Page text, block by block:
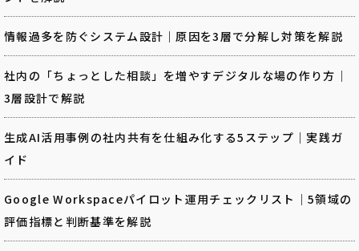
情報過多を防ぐシステム設計｜原因を3層で分解し対策を解説
社内の「ちょっとした相談」を増やすデジタルな場の作り方｜
3層設計で解説
生成AI活用事例の社内共有を仕組み化する5ステップ｜実践ガ
イド
Google Workspaceパイロット運用チェックリスト｜5領域の
評価指標と判断基準を解説